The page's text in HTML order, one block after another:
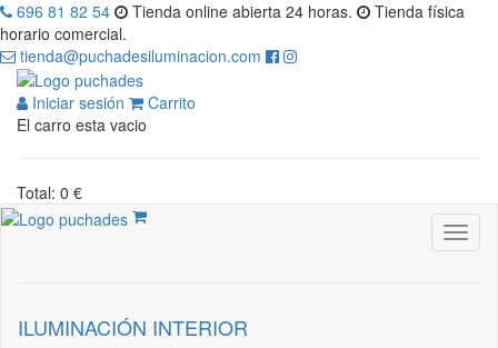
696 81 82 54 Tienda online abierta 24 horas.
Tienda física
horario comercial.
tienda@puchadesiluminacion.com
Iniciar sesión
Carrito
El carro esta vacio
Total: 0 €
ILUMINACIÓN INTERIOR